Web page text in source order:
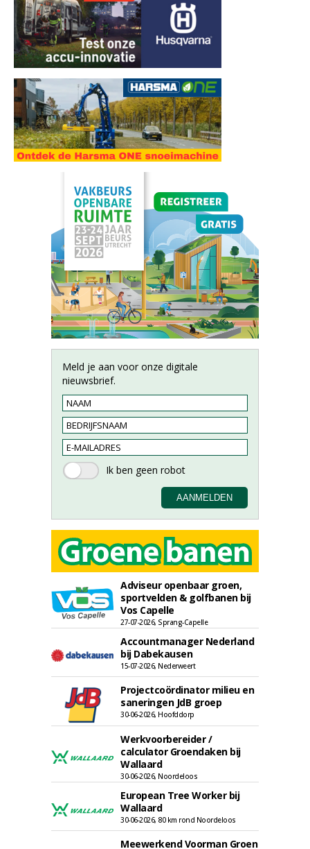
Meld je aan voor onze digitale
nieuwsbrief.
Adviseur openbaar groen,
sportvelden & golfbanen bij
Vos Capelle
27-07-2026, Sprang-Capelle
Accountmanager Nederland
bij Dabekausen
15-07-2026, Nederweert
Projectcoördinator milieu en
saneringen JdB groep
30-06-2026, Hoofddorp
Werkvoorbereider /
calculator Groendaken bij
Wallaard
30-06-2026, Noordeloos
European Tree Worker bij
Wallaard
30-06-2026, 80 km rond Noordeloos
Meewerkend Voorman Groen